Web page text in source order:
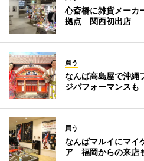
心斎橋に雑貨メーカ
拠点 関西初出店
買う
なんば高島屋で沖
ジパフォーマンスも
買う
なんばマルイにマイ
ア 福岡からの来店